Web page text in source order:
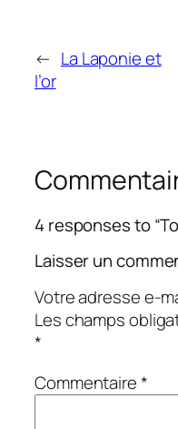
← La Laponie et
l’or
4 responses to
Laisser un
Votre adresse e-
Les champs
*
Commentaire*